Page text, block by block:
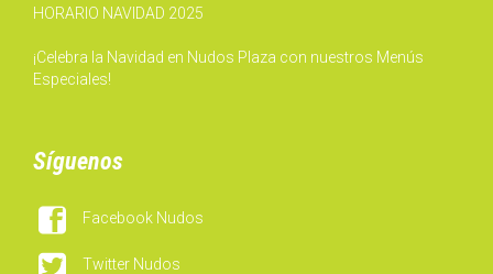
HORARIO NAVIDAD 2025
¡Celebra la Navidad en Nudos Plaza con nuestros Menús
Especiales!
Síguenos
 Facebook Nudos
 Twitter Nudos